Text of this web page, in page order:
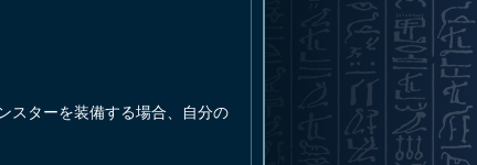
スターを装備する場合、自分の